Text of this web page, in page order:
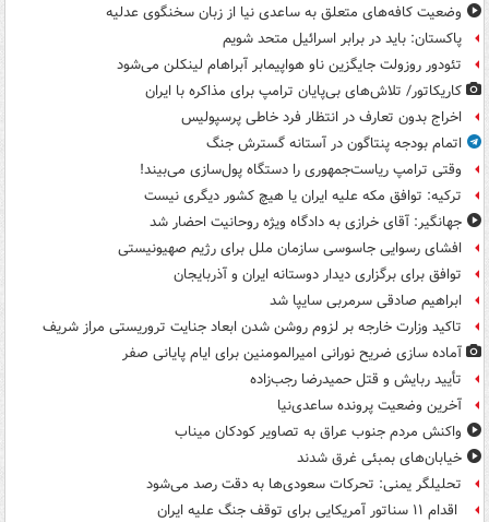
وضعیت کافه‌های متعلق به ساعدی نیا از زبان سخنگوی عدلیه
پاکستان: باید در برابر اسرائیل متحد شویم
تئودور روزولت جایگزین ناو هواپیمابر آبراهام لینکلن می‌شود
کاریکاتور/ تلاش‌های بی‌پایان ترامپ برای مذاکره با ایران
اخراج بدون تعارف در انتظار فرد خاطی پرسپولیس
اتمام بودجه پنتاگون در آستانه گسترش جنگ
وقتی ترامپ ریاست‌جمهوری را دستگاه پول‌سازی می‌بیند!
ترکیه: توافق مکه علیه ایران یا هیچ کشور دیگری نیست
جهانگیر: آقای خرازی به دادگاه ویژه روحانیت احضار شد
افشای رسوایی جاسوسی سازمان ملل برای رژیم صهیونیستی
توافق برای برگزاری دیدار دوستانه ایران و آذربایجان
ابراهیم صادقی سرمربی سایپا شد
تاکید وزارت خارجه بر لزوم روشن شدن ابعاد جنایت تروریستی مراز شریف
آماده سازی ضریح نورانی امیرالمومنین برای ایام پایانی صفر
تأیید ربایش و قتل حمیدرضا رجب‌زاده
آخرین وضعیت پرونده ساعدی‌نیا
واکنش مردم جنوب عراق به تصاویر کودکان میناب
خیابان‌های بمبئی غرق شدند
تحلیلگر یمنی: تحرکات سعودی‌ها به دقت رصد می‌شود
اقدام ۱۱ سناتور آمریکایی برای توقف جنگ علیه ایران